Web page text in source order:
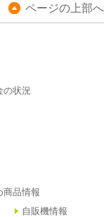
ページの上部へ
の状況
商品情報
自販機情報